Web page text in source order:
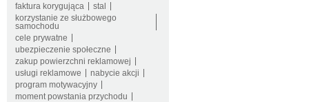
faktura korygująca
stal
korzystanie ze służbowego
samochodu
cele prywatne
ubezpieczenie społeczne
zakup powierzchni reklamowej
usługi reklamowe
nabycie akcji
program motywacyjny
moment powstania przychodu